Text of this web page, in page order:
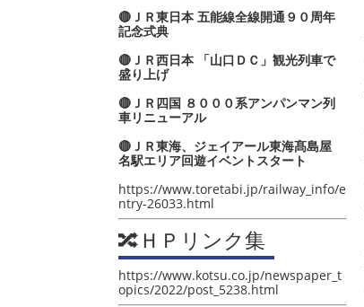
🔴ＪＲ東日本 五能線全線開通９０周年
記念式典
🔴ＪＲ西日本 「山口ＤＣ」観光列車で
盛り上げ
🔴ＪＲ四国 ８０００系アンパンマン列
車リニューアル
🔴ＪＲ東海、ジェイアール東海髙島屋
名駅エリア回遊イベントスタート
https://www.toretabi.jp/railway_info/e
ntry-26033.html
🔀ＨＰリンク集
https://www.kotsu.co.jp/newspaper_t
opics/2022/post_5238.html